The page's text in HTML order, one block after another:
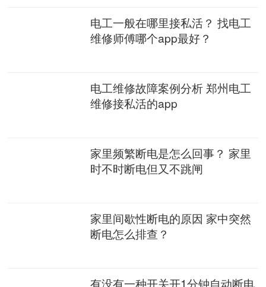
电工一般在哪里接私活？ 找电工
维修师傅哪个app最好？
电工维修故障案例分析 郑州电工
维修接私活的app
家里频繁断电是怎么回事？ 家里
时不时断电但又不跳闸
家里间歇性断电的原因 家中突然
断电怎么排查？
有没有一种开关开1分钟自动断电